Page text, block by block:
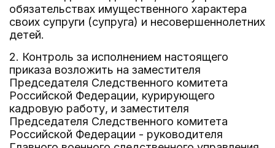
обязательствах имущественного характера
своих супруги (супруга) и несовершеннолетних
детей.
2. Контроль за исполнением настоящего
приказа возложить на заместителя
Председателя Следственного комитета
Российской Федерации, курирующего
кадровую работу, и заместителя
Председателя Следственного комитета
Российской Федерации - руководителя